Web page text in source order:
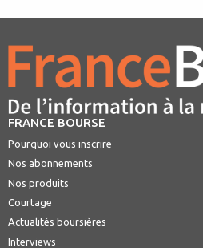
FRANCE BOURSE
Pourquoi vous inscrire
Nos abonnements
Nos produits
Courtage
Actualités boursières
Interviews